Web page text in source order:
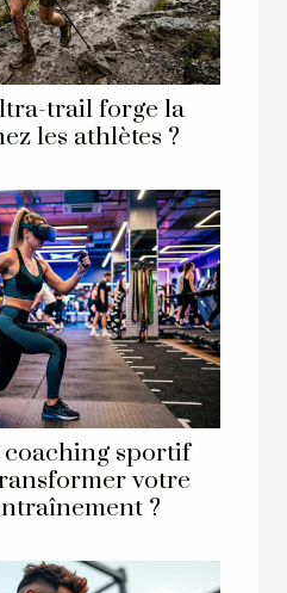
trail forge la
les athlètes ?
sportif
votre
?